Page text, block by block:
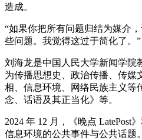
造成。
“如果你把所有问题归结为媒介
些问题。我觉得这过于简化了。”
刘海龙是中国人民大学新闻学院
为传播思想史、政治传播、传媒
相、信息环境、网络民族主义等
念、话语及其正当化》等。
2024 年 12 月，《晚点 LatePost
信息环境的公共事件与公共话题